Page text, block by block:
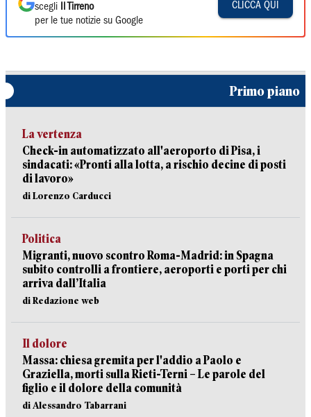
scegli
Il Tirreno
per le tue notizie su Google
CLICCA QUI
Primo piano
La vertenza
Check-in automatizzato all'aeroporto di Pisa, i
sindacati: «Pronti alla lotta, a rischio decine di posti
di lavoro»
di Lorenzo Carducci
Politica
Migranti, nuovo scontro Roma-Madrid: in Spagna
subito controlli a frontiere, aeroporti e porti per chi
arriva dall’Italia
di Redazione web
Il dolore
Massa: chiesa gremita per l'addio a Paolo e
Graziella, morti sulla Rieti-Terni – Le parole del
figlio e il dolore della comunità
di Alessandro Tabarrani